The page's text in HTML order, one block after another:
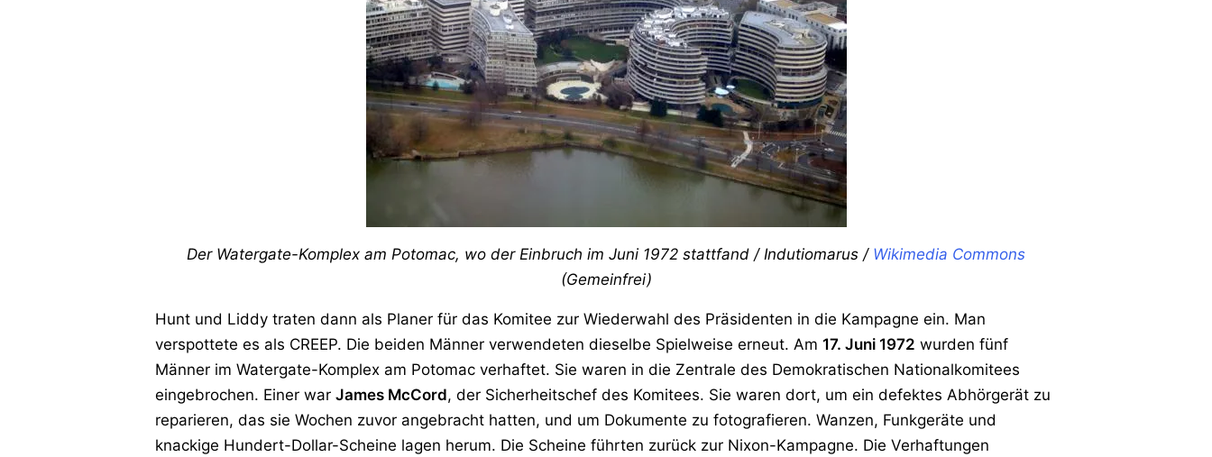
Der Watergate-Komplex am Potomac, wo der Einbruch im Juni 1972 stattfand / Indutiomarus / Wikimedia Commons
(Gemeinfrei)
Hunt und Liddy traten dann als Planer für das Komitee zur Wiederwahl des Präsidenten in die Kampagne ein. Man
verspottete es als CREEP. Die beiden Männer verwendeten dieselbe Spielweise erneut. Am 17. Juni 1972 wurden fünf
Männer im Watergate-Komplex am Potomac verhaftet. Sie waren in die Zentrale des Demokratischen Nationalkomitees
eingebrochen. Einer war James McCord, der Sicherheitschef des Komitees. Sie waren dort, um ein defektes Abhörgerät zu
reparieren, das sie Wochen zuvor angebracht hatten, und um Dokumente zu fotografieren. Wanzen, Funkgeräte und
knackige Hundert-Dollar-Scheine lagen herum. Die Scheine führten zurück zur Nixon-Kampagne. Die Verhaftungen